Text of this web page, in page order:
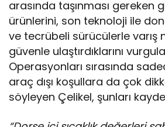
arasında taşınması gereken
ürünlerini, son teknoloji ile
ve tecrübeli sürücülerle varış
güvenle ulaştırdıklarını
Operasyonları sırasında
araç dışı koşullara da çok
söyleyen Çelikel, şunları